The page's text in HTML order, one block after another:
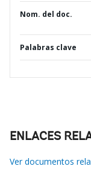
Nom. del doc.
Palabras clave
ENLACES
Ver documentos